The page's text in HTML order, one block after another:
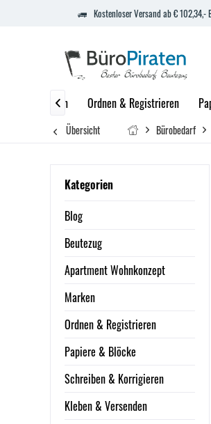
Kostenloser Versand ab € 102,34,-
Marken Ordnen & Registrieren

Übersicht Bürobedarf
Kategorien
Blog
Beutezug
Apartment Wohnkonzept
Marken
Ordnen & Registrieren
Papiere & Blöcke
Schreiben & Korrigieren
Kleben & Versenden